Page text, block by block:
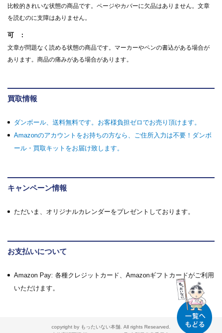
比較的きれいな状態の商品です。ページやカバーに欠品はありません。文章
を読むのに支障はありません。
可
文章が問題なく読める状態の商品です。マーカーやペンの書込がある場合が
あります。商品の痛みがある場合があります。
買取情報
ダンボール、送料無料です。お客様負担ゼロでお売り頂けます。
Amazonのアカウントをお持ちの方なら、ご住所入力は不要！ダンボ
ール・買取キットをお届け致します。
キャンペーン情報
ただいま、オリジナルカレンダーをプレゼントしております。
お支払いについて
Amazon Pay: 各種クレジットカード、Amazonギフトカードがご利用
いただけます。
copyright by もったいない本舗. All rights Researved.